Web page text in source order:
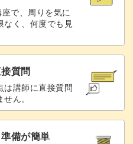
大事な作品を素敵に飾って
で、周りを気に
なく、何度でも見
質問
は講師に直接質問
ん。
備が簡単